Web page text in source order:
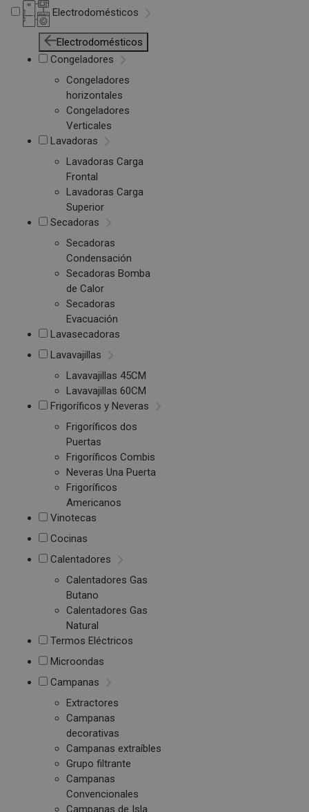
Electrodomésticos
Electrodomésticos
Congeladores
Congeladores
horizontales
Congeladores
Verticales
Lavadoras
Lavadoras Carga
Frontal
Lavadoras Carga
Superior
Secadoras
Secadoras
Condensación
Secadoras Bomba
de Calor
Secadoras
Evacuación
Lavasecadoras
Lavavajillas
Lavavajillas 45CM
Lavavajillas 60CM
Frigoríficos y Neveras
Frigoríficos dos
Puertas
Frigoríficos Combis
Neveras Una Puerta
Frigoríficos
Americanos
Vinotecas
Cocinas
Calentadores
Calentadores Gas
Butano
Calentadores Gas
Natural
Termos Eléctricos
Microondas
Campanas
Extractores
Campanas
decorativas
Campanas extraíbles
Grupo filtrante
Campanas
Convencionales
Campanas de Isla